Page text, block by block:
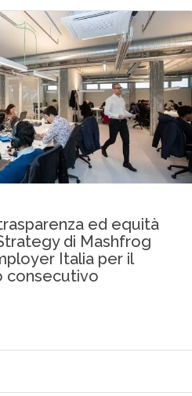
ed equità
di Mashfrog
Italia per il
consecutivo